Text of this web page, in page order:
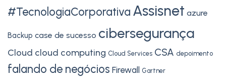
#TecnologiaCorporativa Assisnet azure
Backup case de sucesso cibersegurança
Cloud cloud computing Cloud Services CSA depoimento
falando de negócios Firewall Gartner